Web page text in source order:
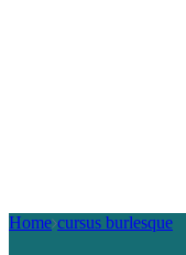
Home cursus burlesque